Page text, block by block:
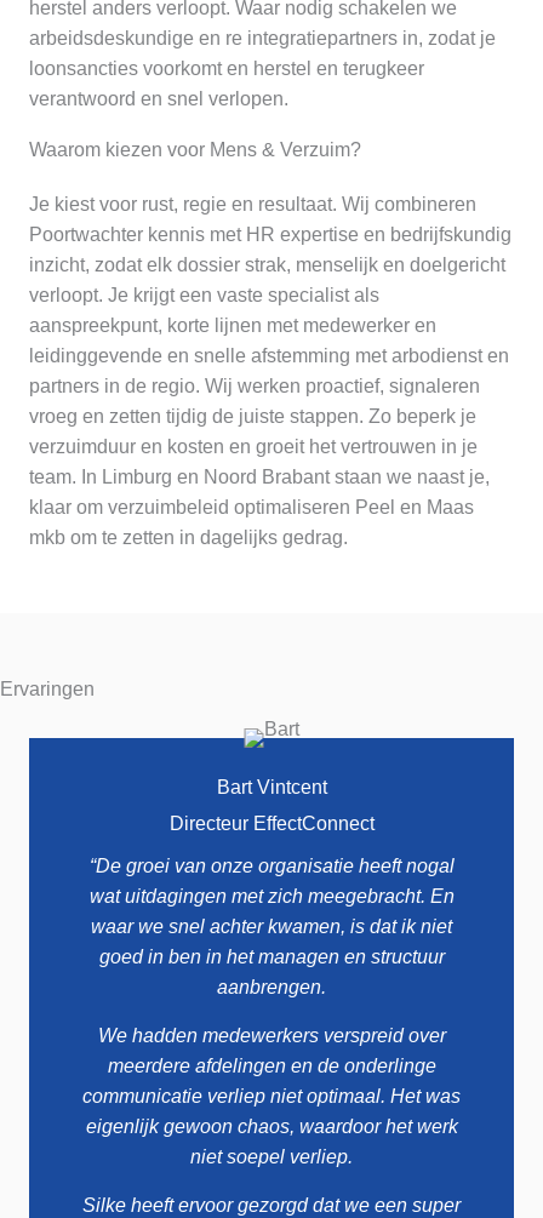
herstel anders verloopt. Waar nodig schakelen we
arbeidsdeskundige en re integratiepartners in, zodat je
loonsancties voorkomt en herstel en terugkeer
verantwoord en snel verlopen.
Waarom kiezen voor Mens & Verzuim?
Je kiest voor rust, regie en resultaat. Wij combineren
Poortwachter kennis met HR expertise en bedrijfskundig
inzicht, zodat elk dossier strak, menselijk en doelgericht
verloopt. Je krijgt een vaste specialist als
aanspreekpunt, korte lijnen met medewerker en
leidinggevende en snelle afstemming met arbodienst en
partners in de regio. Wij werken proactief, signaleren
vroeg en zetten tijdig de juiste stappen. Zo beperk je
verzuimduur en kosten en groeit het vertrouwen in je
team. In Limburg en Noord Brabant staan we naast je,
klaar om verzuimbeleid optimaliseren Peel en Maas
mkb om te zetten in dagelijks gedrag.
Ervaringen
Bart Vintcent
Directeur EffectConnect
“De groei van onze organisatie heeft nogal
wat uitdagingen met zich meegebracht. En
waar we snel achter kwamen, is dat ik niet
goed in ben in het managen en structuur
aanbrengen.
We hadden medewerkers verspreid over
meerdere afdelingen en de onderlinge
communicatie verliep niet optimaal. Het was
eigenlijk gewoon chaos, waardoor het werk
niet soepel verliep.
Silke heeft ervoor gezorgd dat we een super